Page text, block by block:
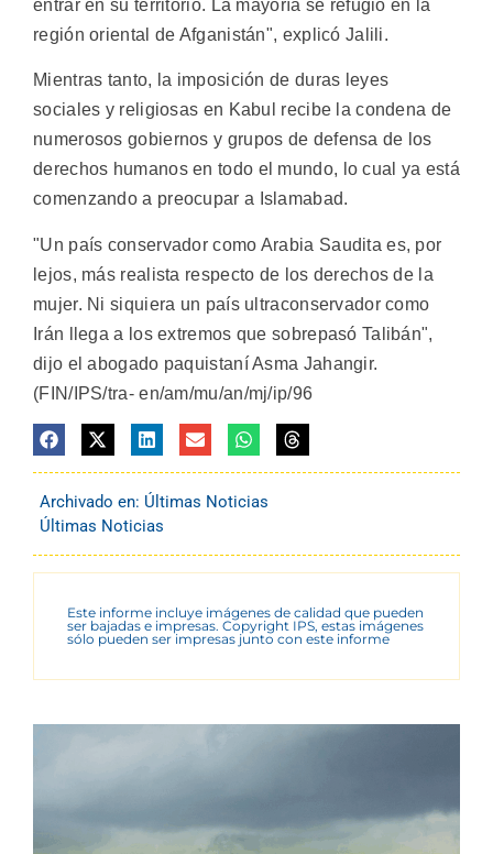
entrar en su territorio. La mayoría se refugió en la
región oriental de Afganistán", explicó Jalili.
Mientras tanto, la imposición de duras leyes
sociales y religiosas en Kabul recibe la condena de
numerosos gobiernos y grupos de defensa de los
derechos humanos en todo el mundo, lo cual ya está
comenzando a preocupar a Islamabad.
"Un país conservador como Arabia Saudita es, por
lejos, más realista respecto de los derechos de la
mujer. Ni siquiera un país ultraconservador como
Irán llega a los extremos que sobrepasó Talibán",
dijo el abogado paquistaní Asma Jahangir.
(FIN/IPS/tra- en/am/mu/an/mj/ip/96
Archivado en: Últimas Noticias
Últimas Noticias
Este informe incluye imágenes de calidad que pueden
ser bajadas e impresas. Copyright IPS, estas imágenes
sólo pueden ser impresas junto con este informe